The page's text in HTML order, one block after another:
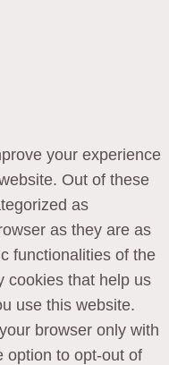
your experience
Out of these
as
as they are as
functionalities of the
cookies that help us
use this website.
browser only with
option to opt-out of